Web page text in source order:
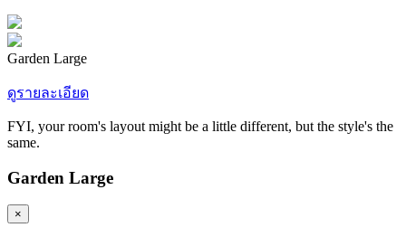
Garden Large
ดูรายละเอียด
FYI, your room's layout might be a little different, but the style's the
same.
Garden Large
×